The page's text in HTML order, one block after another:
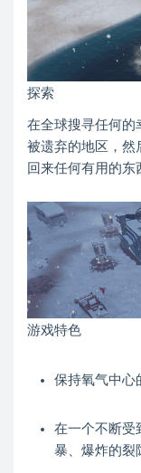
探索
在全球搜寻任何的
被遗弃的地区，然
回来任何有用的东
游戏特色
保持氧气中心
在一个不断受
暴、爆炸的裂